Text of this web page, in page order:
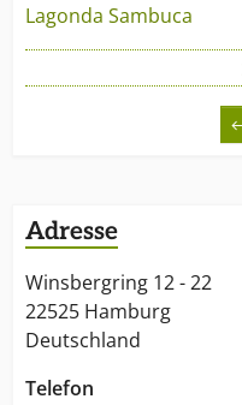
internationalen und
Branche.
Lagonda Sambuca
Adresse
Winsbergring 12 - 22
22525 Hamburg
Deutschland
Telefon